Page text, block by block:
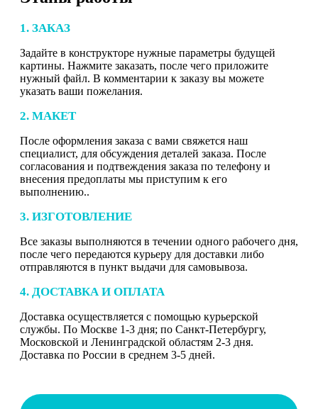
1. ЗАКАЗ
Задайте в конструкторе нужные параметры будущей
картины. Нажмите заказать, после чего приложите
нужный файл. В комментарии к заказу вы можете
указать ваши пожелания.
2. МАКЕТ
После оформления заказа с вами свяжется наш
специалист, для обсуждения деталей заказа. После
согласования и подтвеждения заказа по телефону и
внесения предоплаты мы приступим к его
выполнению..
3. ИЗГОТОВЛЕНИЕ
Все заказы выполняются в течении одного рабочего дня,
после чего передаются курьеру для доставки либо
отправляются в пункт выдачи для самовывоза.
4. ДОСТАВКА И ОПЛАТА
Доставка осуществляется с помощью курьерской
службы. По Москве 1-3 дня; по Санкт-Петербургу,
Московской и Ленинградской областям 2-3 дня.
Доставка по России в среднем 3-5 дней.